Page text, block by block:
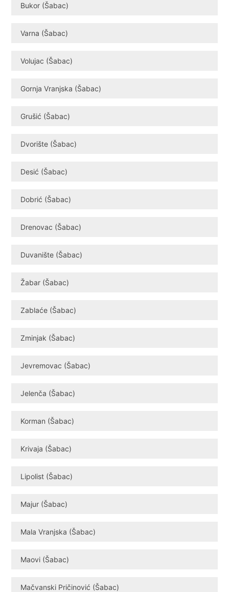
Bukor (Šabac)
Varna (Šabac)
Volujac (Šabac)
Gornja Vranjska (Šabac)
Grušić (Šabac)
Dvorište (Šabac)
Desić (Šabac)
Dobrić (Šabac)
Drenovac (Šabac)
Duvanište (Šabac)
Žabar (Šabac)
Zablaće (Šabac)
Zminjak (Šabac)
Jevremovac (Šabac)
Jelenča (Šabac)
Korman (Šabac)
Krivaja (Šabac)
Lipolist (Šabac)
Majur (Šabac)
Mala Vranjska (Šabac)
Maovi (Šabac)
Mačvanski Pričinović (Šabac)